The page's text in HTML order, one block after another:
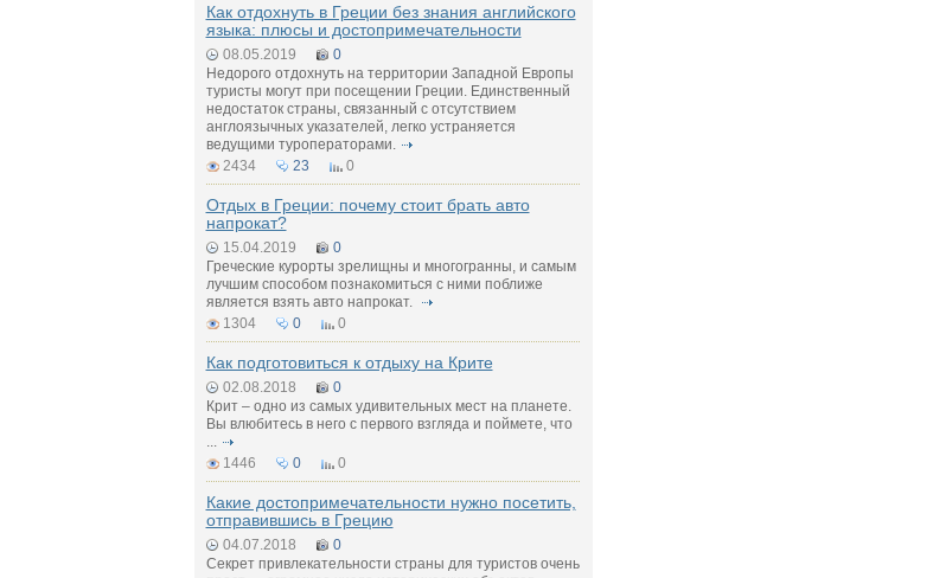
Как отдохнуть в Греции без знания английского
языка: плюсы и достопримечательности
08.05.2019
0
Недорого отдохнуть на территории Западной Европы
туристы могут при посещении Греции. Единственный
недостаток страны, связанный с отсутствием
англоязычных указателей, легко устраняется
ведущими туроператорами.
2434
23 0
Отдых в Греции: почему стоит брать авто
напрокат?
15.04.2019
0
Греческие курорты зрелищны и многогранны, и самым
лучшим способом познакомиться с ними поближе
является взять авто напрокат.
1304
0 0
Как подготовиться к отдыху на Крите
02.08.2018
0
Крит – одно из самых удивительных мест на планете.
Вы влюбитесь в него с первого взгляда и поймете, что
...
1446
0 0
Какие достопримечательности нужно посетить,
отправившись в Грецию
04.07.2018
0
Секрет привлекательности страны для туристов очень